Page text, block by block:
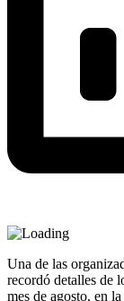
Una de las
recordó detalles de
mes de agosto, en